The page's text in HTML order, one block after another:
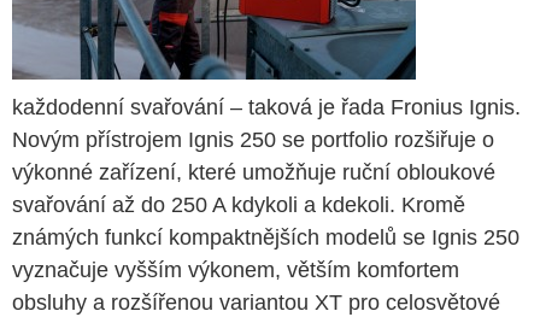
každodenní svařování – taková je řada Fronius Ignis.
Novým přístrojem Ignis 250 se portfolio rozšiřuje o
výkonné zařízení, které umožňuje ruční obloukové
svařování až do 250 A kdykoli a kdekoli. Kromě
známých funkcí kompaktnějších modelů se Ignis 250
vyznačuje vyšším výkonem, větším komfortem
obsluhy a rozšířenou variantou XT pro celosvětové